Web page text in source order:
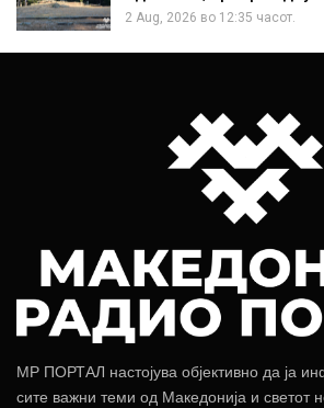
2 Aug, 2026 во 12:35 часот.
МР ПОРТАЛ настојува објективно да ја
сите важни теми од Македонија и светот